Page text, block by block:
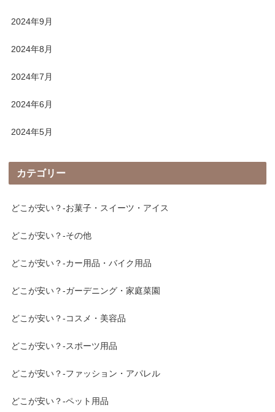
2024年9月
2024年8月
2024年7月
2024年6月
2024年5月
カテゴリー
どこが安い？-お菓子・スイーツ・アイス
どこが安い？-その他
どこが安い？-カー用品・バイク用品
どこが安い？-ガーデニング・家庭菜園
どこが安い？-コスメ・美容品
どこが安い？-スポーツ用品
どこが安い？-ファッション・アパレル
どこが安い？-ペット用品